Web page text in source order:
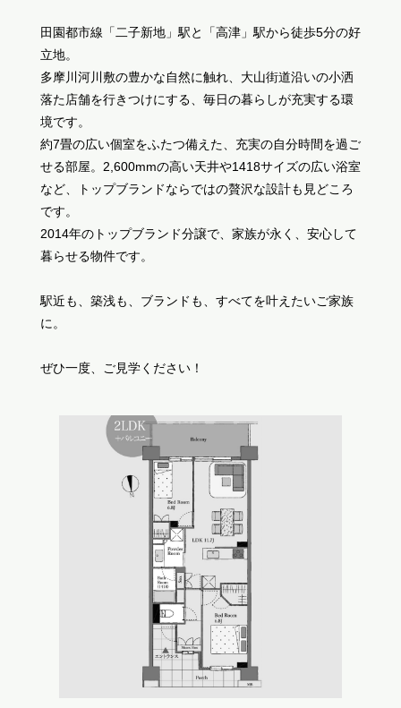
田園都市線「二子新地」駅と「高津」駅から徒歩5分の好
立地。
多摩川河川敷の豊かな自然に触れ、大山街道沿いの小洒
落た店舗を行きつけにする、毎日の暮らしが充実する環
境です。
約7畳の広い個室をふたつ備えた、充実の自分時間を過ご
せる部屋。2,600mmの高い天井や1418サイズの広い浴室
など、トップブランドならではの贅沢な設計も見どころ
です。
2014年のトップブランド分譲で、家族が永く、安心して
暮らせる物件です。
駅近も、築浅も、ブランドも、すべてを叶えたいご家族
に。
ぜひ一度、ご見学ください！